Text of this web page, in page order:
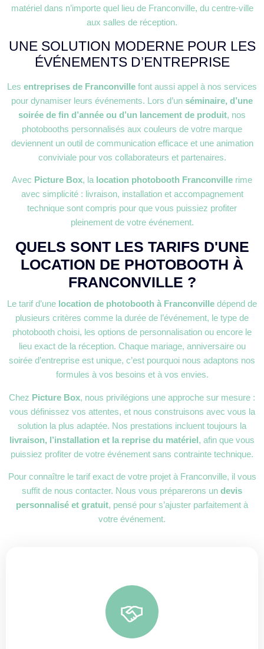
matériel dans n’importe quel lieu de Franconville, du centre-ville
aux salles de réception.
UNE SOLUTION MODERNE POUR LES
ÉVÉNEMENTS D’ENTREPRISE
Les entreprises de Franconville font aussi appel à nos services
pour dynamiser leurs événements. Lors d’un séminaire, d’une
soirée de fin d’année ou d’un lancement de produit, nos
photobooths personnalisés aux couleurs de votre marque
deviennent un outil de communication efficace et une animation
conviviale pour vos collaborateurs et partenaires.
Avec Picture Box, la location photobooth Franconville rime
avec simplicité : livraison, installation et accompagnement
technique sont compris pour que vous puissiez profiter
pleinement de votre événement.
QUELS SONT LES TARIFS D'UNE
LOCATION DE PHOTOBOOTH À
FRANCONVILLE ?
Le tarif d’une location de photobooth à Franconville dépend de
plusieurs critères comme la durée de l’événement, le type de
photobooth choisi, les options de personnalisation ou encore le
lieu exact de la réception. Chaque mariage, anniversaire ou
soirée d’entreprise est unique, c’est pourquoi nous adaptons nos
formules à vos besoins et à vos envies.
Chez Picture Box, nous privilégions une approche sur mesure :
vous définissez vos attentes, et nous construisons avec vous la
solution la plus adaptée. Nos prestations incluent toujours la
livraison, l’installation et la reprise du matériel, afin que vous
puissiez profiter de votre événement sans contrainte technique.
Pour connaître le tarif exact de votre projet à Franconville, il vous
suffit de nous contacter. Nous vous préparerons un devis
personnalisé et gratuit, pensé pour s’ajuster parfaitement à
votre événement.